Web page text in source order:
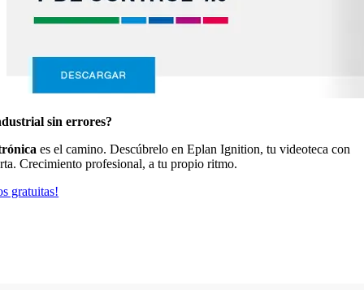
sin errores?
es el camino. Descúbrelo en Eplan Ignition, tu videoteca con
Crecimiento profesional, a tu propio ritmo.
gratuitas!